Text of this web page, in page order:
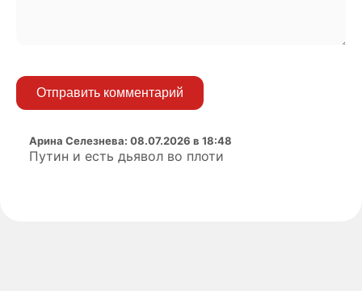
Отправить комментарий
Арина Селезнева: 08.07.2026 в 18:48
Путин и есть дьявол во плоти